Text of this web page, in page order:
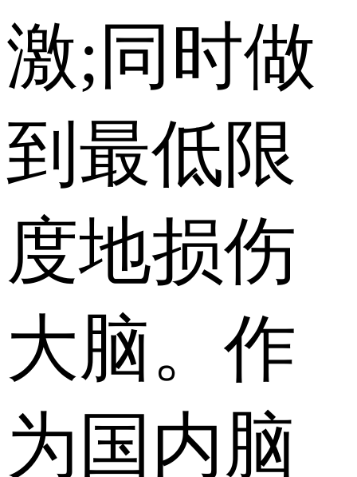
激;同时做
到最低限
度地损伤
大脑。作
为国内脑